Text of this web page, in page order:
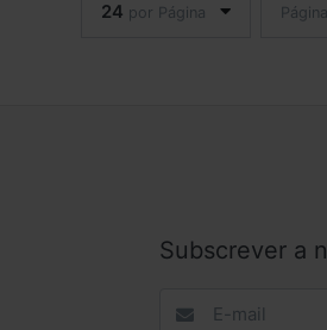
24 por Página Página
Subscrever a